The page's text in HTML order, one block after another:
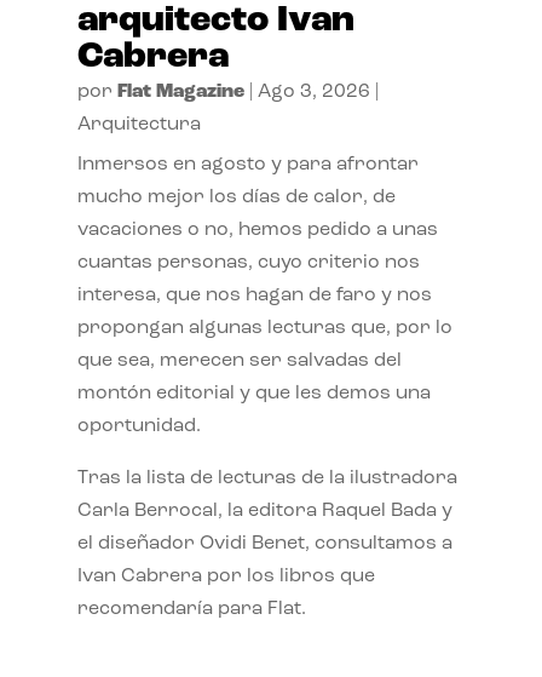
arquitecto Ivan
Cabrera
por Flat Magazine| Ago 3, 2026
Arquitectura
Inmersos en agosto y para afrontar
mucho mejor los días de calor, de
vacaciones o no, hemos pedido a unas
cuantas personas, cuyo criterio nos
interesa, que nos hagan de faro y nos
propongan algunas lecturas que, por lo
que sea, merecen ser salvadas del
montón editorial y que les demos una
oportunidad.
Tras la lista de lecturas de la ilustradora
Carla Berrocal, la editora Raquel Bada y
el diseñador Ovidi Benet, consultamos a
Ivan Cabrera por los libros que
recomendaría para Flat.